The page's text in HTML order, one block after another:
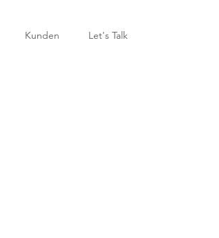
Kunden Let's Talk